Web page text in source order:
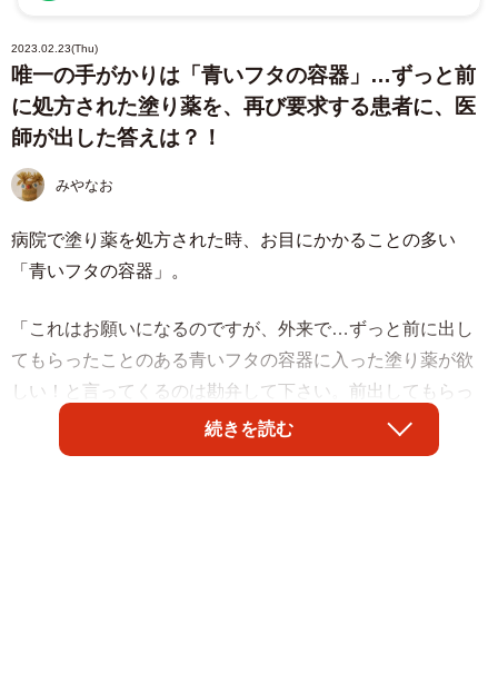
2023.02.23(Thu)
唯一の手がかりは「青いフタの容器」…ずっと前
に処方された塗り薬を、再び要求する患者に、医
師が出した答えは？！
みやなお
病院で塗り薬を処方された時、お目にかかることの多い
「青いフタの容器」。
「これはお願いになるのですが、外来で…ずっと前に出し
てもらったことのある青いフタの容器に入った塗り薬が欲
しい！と言ってくるのは勘弁して下さい。前出してもらっ
たからそれで分かるはずだ！と怒られても、これは塗り薬
を入れる共通の容器だから、こちらからしたらノーヒント
続きを読む